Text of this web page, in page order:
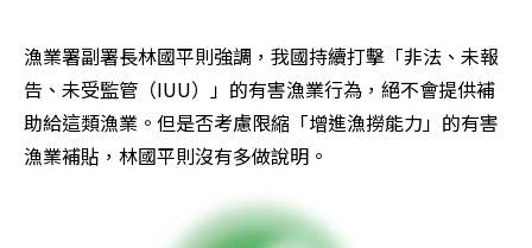
漁業署副署長林國平則強調，我國持續打擊「非法、未報
告、未受監管（IUU）」的有害漁業行為，絕不會提供補
助給這類漁業。但是否考慮限縮「增進漁撈能力」的有害
漁業補貼，林國平則沒有多做說明。